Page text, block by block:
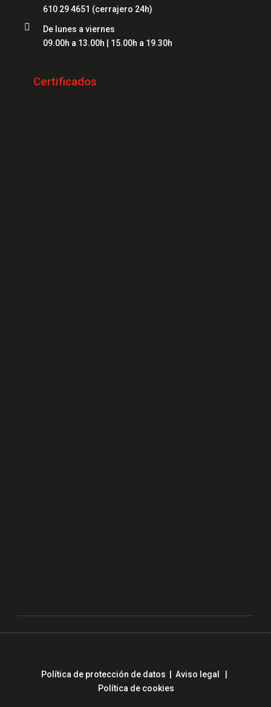
Cerrajeros Platja d'Aro
Cerrajeros Banyoles
Cajas Fuertes Lloret
610 29 4651 (cerrajero 24h)

De lunes a viernes
09.00h a 13.00h | 15.00h a 19.30h
Certificados
Política de protección de datos |Aviso legal
Política de cookies